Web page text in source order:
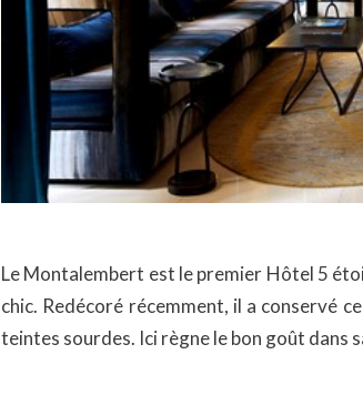
Le Montalembert est le premier Hôtel 5
chic. Redécoré récemment, il a conservé
teintes sourdes. Ici règne le bon goût dans